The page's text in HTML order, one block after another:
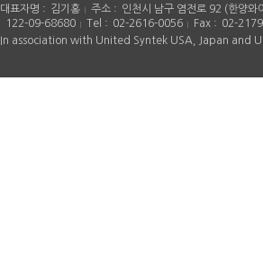
대표자명 김기홍 주소
인천시 남구 염전로 92 (한양와
122-09-68680
Tel 02-2616-0056 Fax
02-
In association with United Syntek USA, Japan and